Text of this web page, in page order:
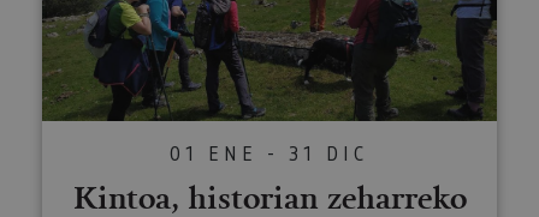
01 ENE - 31 DIC
Kintoa, historian zeharreko